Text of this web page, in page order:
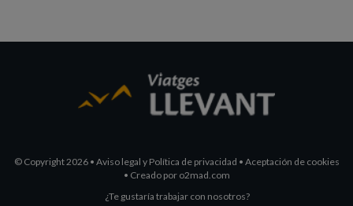
© Copyright 2026 • Aviso legal y Política de privacidad • Aceptación de cookies
• Creado por o2mad.com
¿Te gustaría trabajar con nosotros?